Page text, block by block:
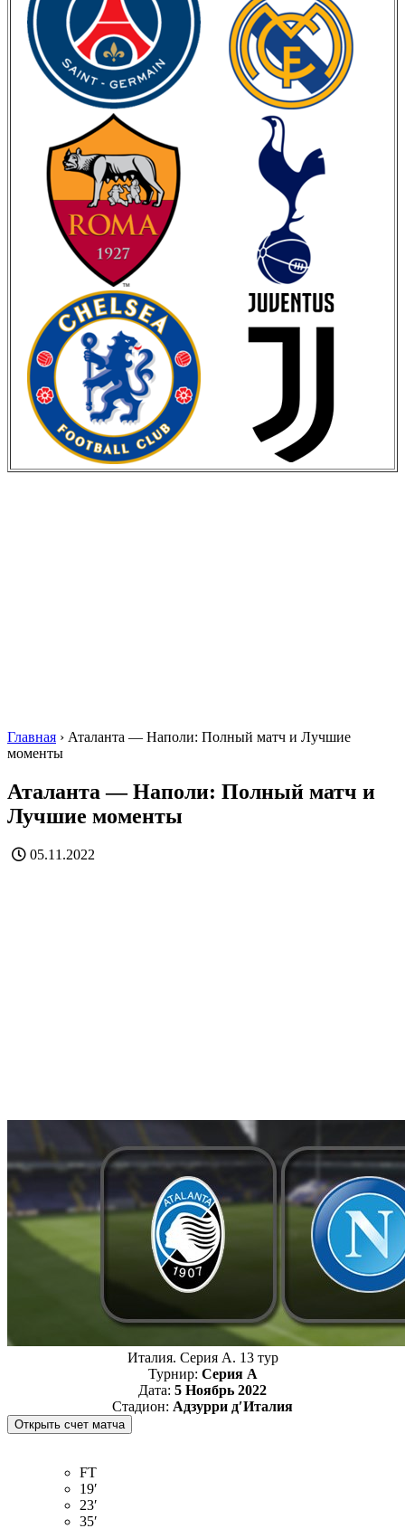
Главная › Аталанта — Наполи: Полный матч и Лучшие
моменты
Аталанта — Наполи: Полный матч и
Лучшие моменты
05.11.2022
Италия. Серия А. 13 тур
Турнир: Серия А
Дата: 5 Ноябрь 2022
Стадион: Адзурри д′Италия
FT
19′
23′
35′